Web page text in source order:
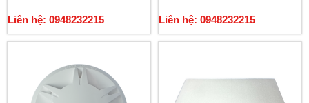
Liên hệ: 0948232215 Liên hệ: 0948232215